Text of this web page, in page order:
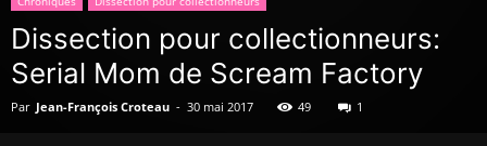
Dissection pour collectionneurs:
Serial Mom de Scream Factory
Par Jean-François Croteau - 30 mai 2017 49 1